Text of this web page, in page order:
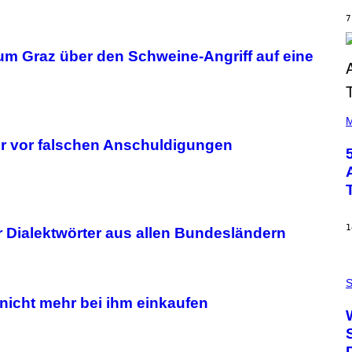
Graz über den Schweine-Angriff auf eine
vor falschen Anschuldigungen
aus allen Bundesländern
mehr bei ihm einkaufen
R
E
E
A
7
P
T
O
B
Y
E
A
I
T
Z
H
O
:
N